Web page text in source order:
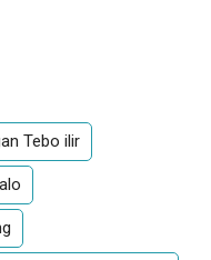
Tebo ilir